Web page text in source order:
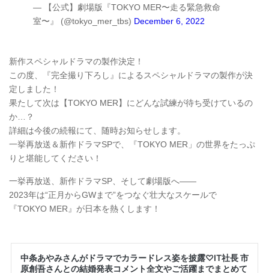
— 【公式】劇場版『TOKYO MER〜走る緊急救命
室〜』 (@tokyo_mer_tbs) December 6, 2022
新作スペシャルドラマの製作決定！
この度、『完全撮り下ろし』によるスペシャルドラマの製作が決
定しました！
果たして次は【TOKYO MER】にどんな試練が待ち受けているの
か…？
詳細は今後の続報にて、随時お知らせします。
一挙再放送＆新作ドラマSPで、『TOKYO MER」の世界をたっぷ
りと堪能してください！
一挙再放送、新作ドラマSP、そして劇場版へ――
2023年は“正月からGWまで”をつなぐ壮大なスケールで
『TOKYO MER』が日本を熱くします！